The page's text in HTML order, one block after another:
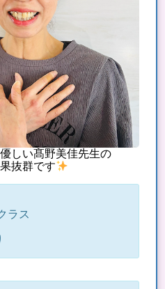
しい髙野美佳先生の
抜群です
ラス